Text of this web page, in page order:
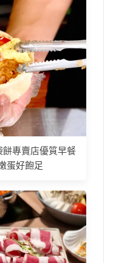
專賣店優質早餐
蛋好飽足